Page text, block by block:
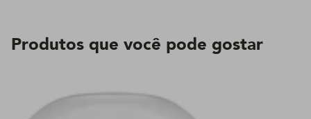
Produtos que você pode gostar